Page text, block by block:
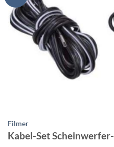
Filmer
Kabel-Set